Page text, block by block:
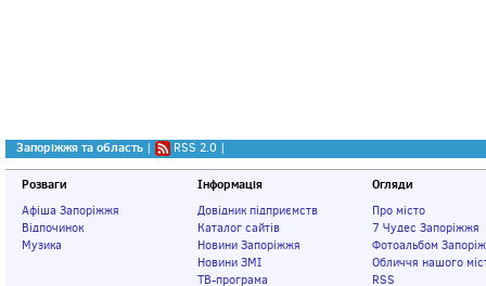
Запоріжжя та область | RSS 2.0 |
Розваги
Афіша Запоріжжя
Відпочинок
Музика
Інформація
Довідник підприємств
Каталог сайтів
Новини Запоріжжя
Новини ЗМІ
ТВ-програма
Огляди
Про місто
7 Чудес Запоріжжя
Фотоальбом
Обличчя нашого
RSS